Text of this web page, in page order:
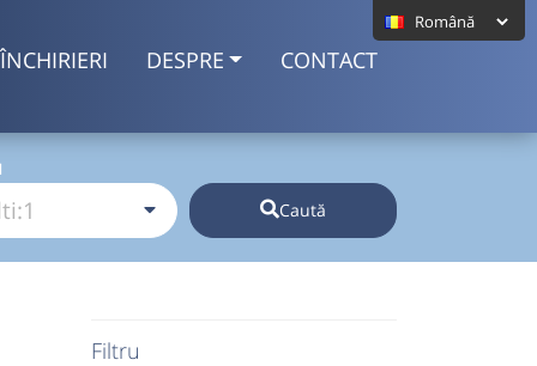
ÎNCHIRIERI DESPRE CONTACT
Caută
Filtru